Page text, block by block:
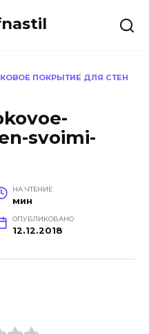
ПОКРЫТИЕ ДЛЯ СТЕН
svoimi-
НА ЧТЕНИЕ
мин
ОПУБЛИКОВАНО
12.12.2018